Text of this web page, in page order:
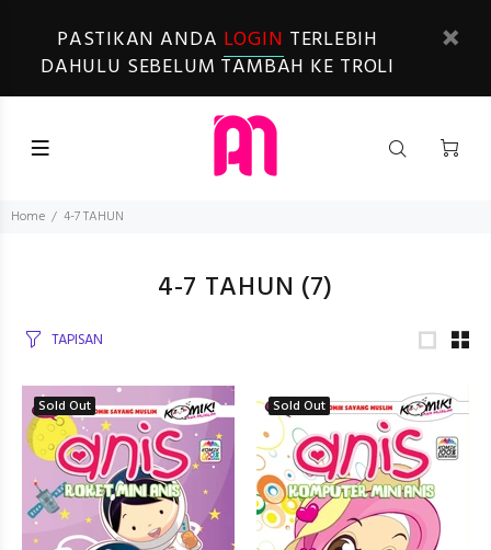
PASTIKAN ANDA LOGIN TERLEBIH
DAHULU SEBELUM TAMBAH KE TROLI
Home 4-7 TAHUN
4-7 TAHUN (7)
TAPISAN
Sold Out Sold Out